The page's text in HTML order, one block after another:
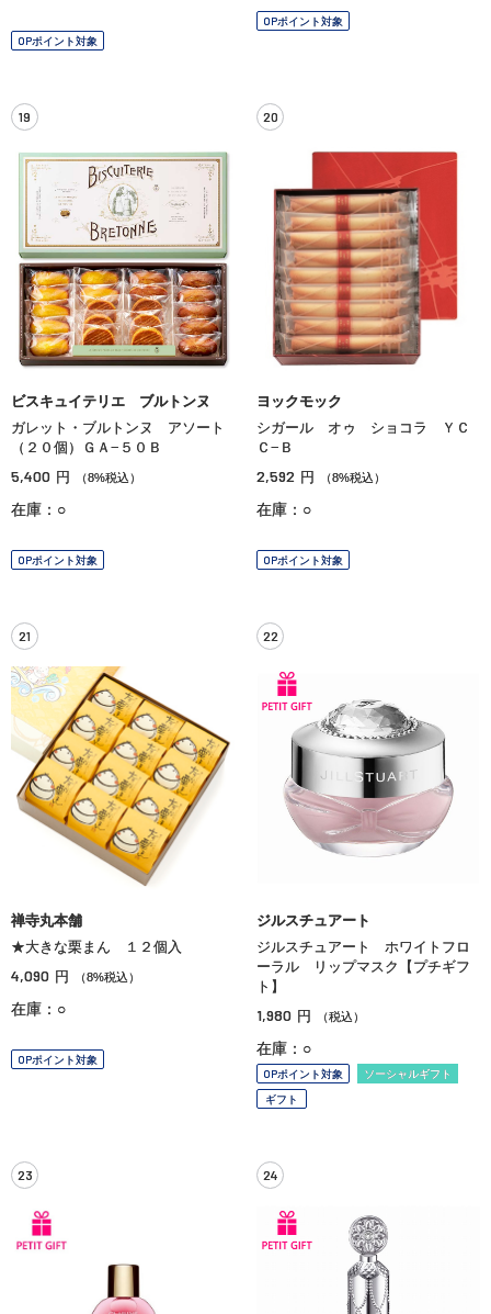
OPポイント対象
OPポイント対象
19
ビスキュイテリエ ブルトンヌ
ガレット・ブルトンヌ アソート
（２０個）ＧＡ−５０Ｂ
5,400 円 （8%税込）
在庫：○
OPポイント対象
20
ヨックモック
シガール オゥ ショコラ ＹＣ
Ｃ−Ｂ
2,592 円 （8%税込）
在庫：○
OPポイント対象
21
禅寺丸本舗
★大きな栗まん １２個入
4,090 円 （8%税込）
在庫：○
OPポイント対象
22
ジルスチュアート
ジルスチュアート ホワイトフロ
ーラル リップマスク【プチギフ
ト】
1,980 円 （税込）
在庫：○
OPポイント対象
ソーシャルギフト
ギフト
23 24